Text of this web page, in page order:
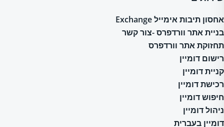
אחסון תיבות אימייל Exchange
בניית אתר וורדפרס -צור קשר
תחזוקת אתר וורדפרס
רישום דומיין
קניית דומיין
רכישת דומיין
חיפוש דומיין
ניהול דומיין
דומיין בעברית